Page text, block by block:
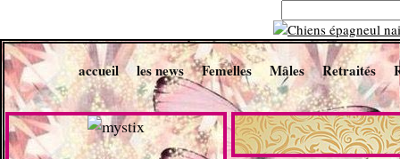
accueil les news Femelles Mâles Retraités